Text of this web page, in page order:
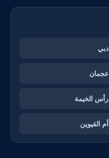
دبي
عجمان
رأس الخيمة
أم القيوين